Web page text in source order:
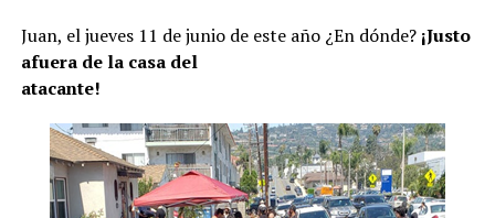
Juan, el jueves 11 de junio de este año ¿En dónde?¡Justo
afuera de la casa del
atacante!